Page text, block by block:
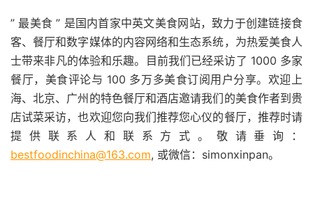
” 最美食 ” 是国内首家中英文美食网站，致力于创建链接食
客、餐厅和数字媒体的内容网络和生态系统，为热爱美食人
士带来非凡的体验和乐趣。目前我们已经采访了 1000 多家
餐厅，美食评论与 100 多万多美食订阅用户分享。欢迎上
海、北京、广州的特色餐厅和酒店邀请我们的美食作者到贵
店试菜采访，也欢迎您向我们推荐您心仪的餐厅，推荐时请
提供联系人和联系方式。敬请垂询：
bestfoodinchina@163.com, 或微信：simonxinpan。